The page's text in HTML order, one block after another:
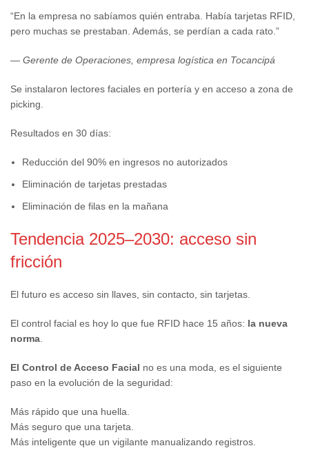
“En la empresa no sabíamos quién entraba. Había tarjetas RFID,
pero muchas se prestaban. Además, se perdían a cada rato.”
— Gerente de Operaciones, empresa logística en Tocancipá
Se instalaron lectores faciales en portería y en acceso a zona de
picking.
Resultados en 30 días:
Reducción del 90% en ingresos no autorizados
Eliminación de tarjetas prestadas
Eliminación de filas en la mañana
Tendencia 2025–2030: acceso sin
fricción
El futuro es acceso sin llaves, sin contacto, sin tarjetas.
El control facial es hoy lo que fue RFID hace 15 años: la nueva
norma.
El Control de Acceso Facial no es una moda, es el siguiente
paso en la evolución de la seguridad:
Más rápido que una huella.
Más seguro que una tarjeta.
Más inteligente que un vigilante manualizando registros.